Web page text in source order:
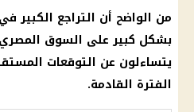
من الواضح أن التراجع الكبير في
بشكل كبير على السوق المصري
يتساءلون عن التوقعات
الفترة القادمة.